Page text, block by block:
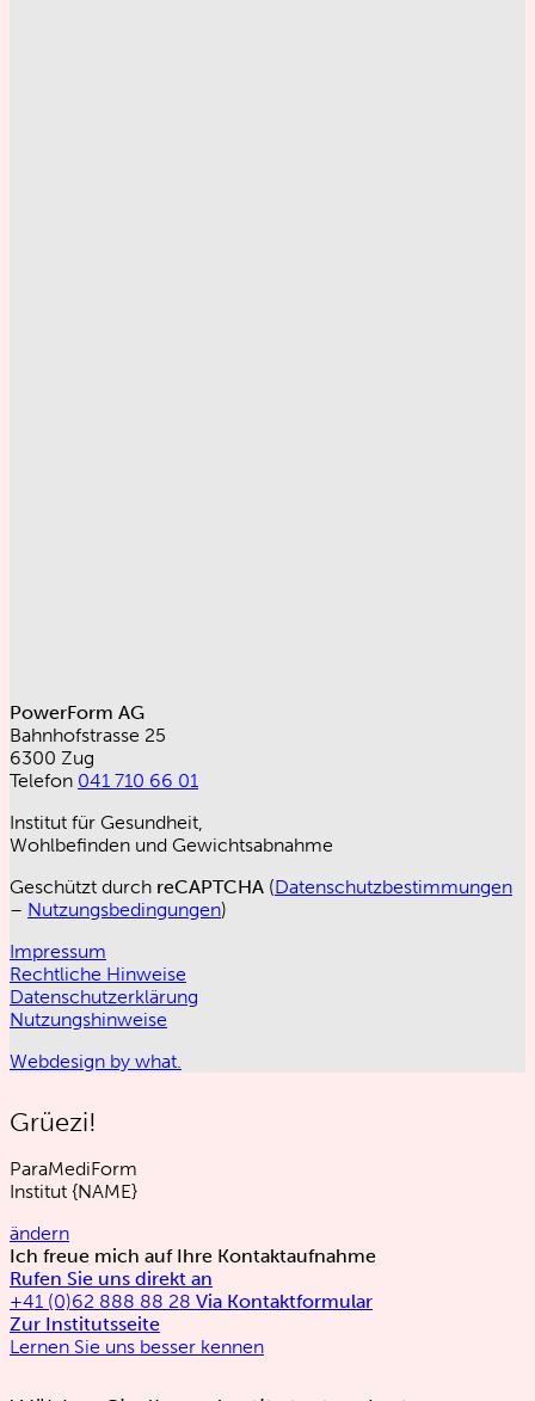
PowerForm AG
Bahnhofstrasse 25
6300 Zug
Telefon 041 710 66 01
Institut für Gesundheit,
Wohlbefinden und Gewichtsabnahme
Geschützt durch reCAPTCHA (Datenschutzbestimmungen
– Nutzungsbedingungen)
Impressum
Rechtliche Hinweise
Datenschutzerklärung
Nutzungshinweise
Webdesign by what.
Grüezi!
ParaMediForm
Institut {NAME}
ändern
Ich freue mich auf Ihre Kontaktaufnahme
Rufen Sie uns direkt an
+41 (0)62 888 88 28 Via Kontaktformular
Zur Institutsseite
Lernen Sie uns besser kennen